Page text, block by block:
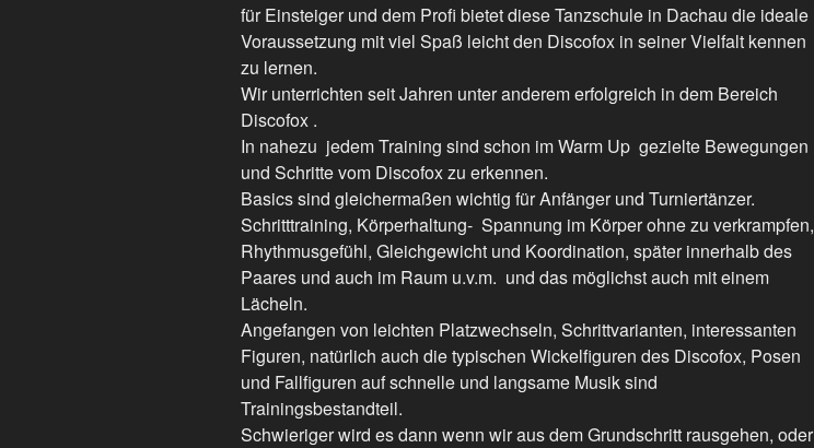
für Einsteiger und dem Profi bietet diese Tanzschule in Dachau die ideale
Voraussetzung mit viel Spaß leicht den Discofox in seiner Vielfalt kennen
zu lernen.
Wir unterrichten seit Jahren unter anderem erfolgreich in dem Bereich
Discofox .
In nahezu jedem Training sind schon im Warm Up gezielte Bewegungen
und Schritte vom Discofox zu erkennen.
Basics sind gleichermaßen wichtig für Anfänger und Turniertänzer.
Schritttraining, Körperhaltung- Spannung im Körper ohne zu verkrampfen,
Rhythmusgefühl, Gleichgewicht und Koordination, später innerhalb des
Paares und auch im Raum u.v.m. und das möglichst auch mit einem
Lächeln.
Angefangen von leichten Platzwechseln, Schrittvarianten, interessanten
Figuren, natürlich auch die typischen Wickelfiguren des Discofox, Posen
und Fallfiguren auf schnelle und langsame Musik sind
Trainingsbestandteil.
Schwieriger wird es dann wenn wir aus dem Grundschritt rausgehen, oder